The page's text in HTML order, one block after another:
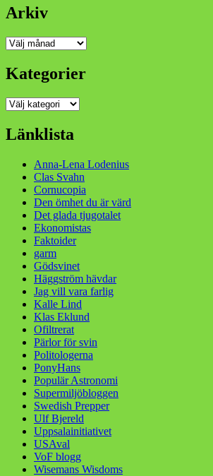
Arkiv
Arkiv
Kategorier
Kategorier
Länklista
Anna-Lena Lodenius
Clas Svahn
Cornucopia
Den ömhet du är värd
Det glada tjugotalet
Ekonomistas
Faktoider
garm
Gödsvinet
Häggström hävdar
Jag vill vara farlig
Kalle Lind
Klas Eklund
Ofiltrerat
Pärlor för svin
Politologerna
PonyHans
Populär Astronomi
Supermiljöbloggen
Swedish Prepper
Ulf Bjereld
Uppsalainitiativet
USAval
VoF blogg
Wisemans Wisdoms